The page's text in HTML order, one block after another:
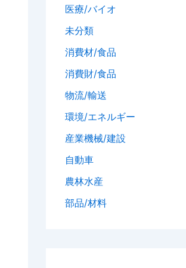
医療/バイオ
未分類
消費材/食品
消費財/食品
物流/輸送
環境/エネルギー
産業機械/建設
自動車
農林水産
部品/材料